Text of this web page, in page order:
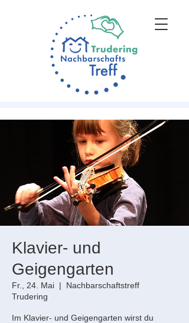
Klavier- und
Geigengarten
Fr., 24. Mai
  |
Nachbarschaftstreff
Trudering
Im Klavier- und Geigengarten wirst du